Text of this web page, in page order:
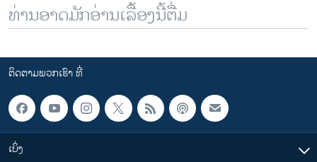
ທ່ານອາດມັກອ່ານເລື້ອງນີ້ຕື່ມ
ຕິດຕາມພວກເຮົາ ທີ່
ເບິ່ງ